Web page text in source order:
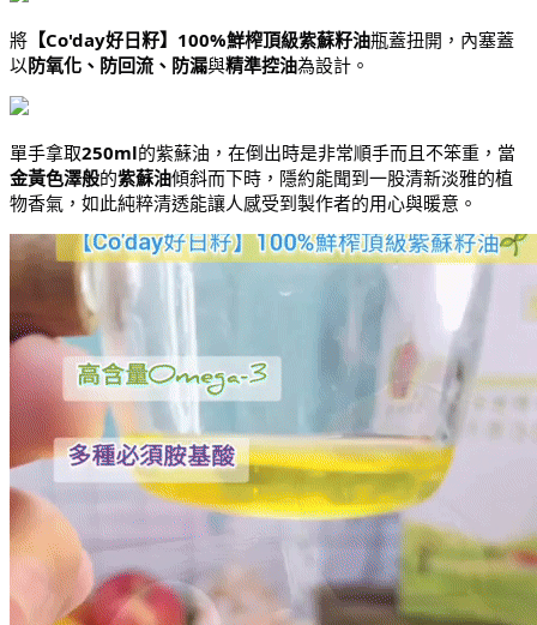
將 【Co'day好日籽】100%鮮榨頂級紫蘇籽油瓶蓋扭開，內塞蓋
以防氧化、防回流、防漏與精準控油為設計。
單手拿取250ml的紫蘇油，在倒出時是非常順手而且不笨重，當
金黃色澤般的紫蘇油傾斜而下時，隱約能聞到一股清新淡雅的植
物香氣，如此純粹清透能讓人感受到製作者的用心與暖意。